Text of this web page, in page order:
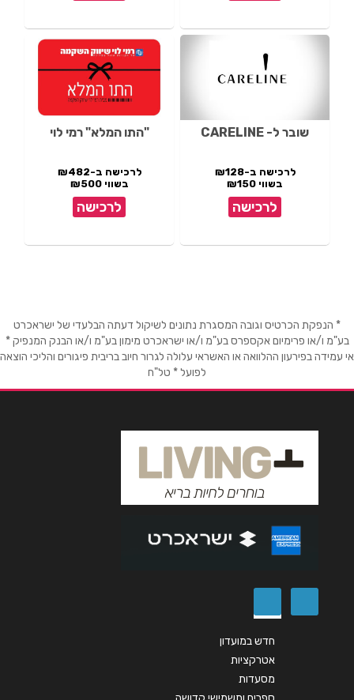
שובר ל- CARELINE
לרכישה ב-₪128
בשווי ₪150
לרכישה
"התו המלא" רמי לוי
לרכישה ב-₪482
בשווי ₪500
לרכישה
* הנפקת הכרטיס וגובה המסגרת נתונים לשיקול דעתה הבלעדי של ישראכרט
בע"מ ו/או פרימיום אקספרס בע"מ ו/או ישראכרט מימון בע"מ ו/או הבנק המנפיק *
אי עמידה בפירעון ההלוואה או האשראי עלולה לגרור חיוב בריבית פיגורים והליכי הוצאה
לפועל * טל"ח
חדש במועדון
אטרקציות
מסעדות